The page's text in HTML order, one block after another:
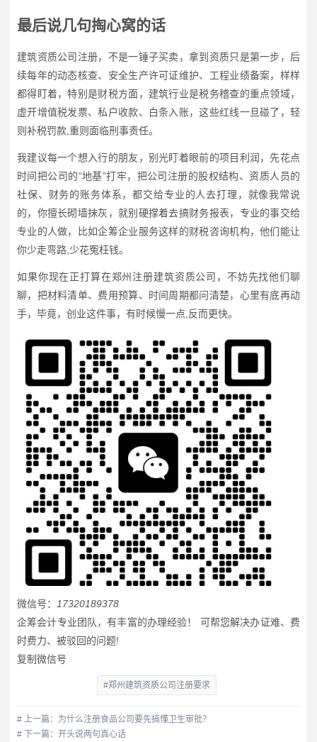
最后说几句掏心窝的话
建筑资质公司注册，不是一锤子买卖，拿到资质只是第一步，后
续每年的动态核查、安全生产许可证维护、工程业绩备案，样样
都得盯着，特别是财税方面，建筑行业是税务稽查的重点领域，
虚开增值税发票、私户收款、白条入账，这些红线一旦碰了，轻
则补税罚款,重则面临刑事责任。
我建议每一个想入行的朋友，别光盯着眼前的项目利润，先花点
时间把公司的“地基”打牢，把公司注册的股权结构、资质人员的
社保、财务的账务体系，都交给专业的人去打理，就像我常说
的，你擅长砌墙抹灰，就别硬撑着去搞财务报表，专业的事交给
专业的人做，比如企筹企业服务这样的财税咨询机构，他们能让
你少走弯路,少花冤枉钱。
如果你现在正打算在郑州注册建筑资质公司，不妨先找他们聊
聊，把材料清单、费用预算、时间周期都问清楚，心里有底再动
手，毕竟，创业这件事，有时候慢一点,反而更快。
微信号：
17320189378
企筹会计专业团队，有丰富的办理经验！ 可帮您解决办证难、费
时费力、被驳回的问题!
复制微信号
#郑州建筑资质公司注册要求
# 上一篇：为什么注册食品公司要先搞懂卫生审批？
# 下一篇：开头说两句真心话